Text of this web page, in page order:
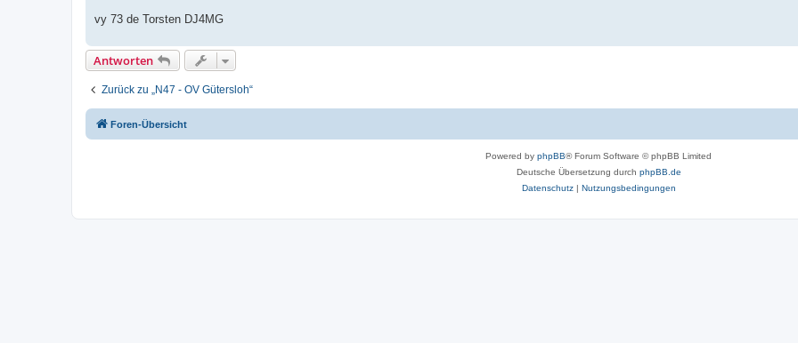
vy 73 de Torsten DJ4MG
Antworten
Zurück zu „N47 - OV Gütersloh“
Foren-Übersicht
Powered by phpBB® Forum Software © phpBB Limited
Deutsche Übersetzung durch phpBB.de
Datenschutz| Nutzungsbedingungen